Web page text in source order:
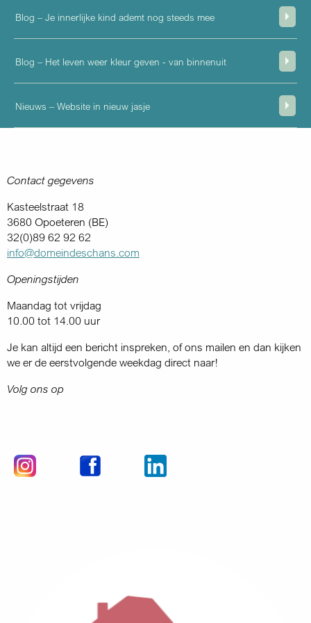
Blog – Je innerlijke kind ademt nog steeds mee
Blog – Het leven weer kleur geven - van binnenuit
Nieuws – Website in nieuw jasje
Contact gegevens
Kasteelstraat 18
3680 Opoeteren (BE)
32(0)89 62 92 62
info@domeindeschans.com
Openingstijden
Maandag tot vrijdag
10.00 tot 14.00 uur
Je kan altijd een bericht inspreken, of ons mailen en dan kijken
we er de eerstvolgende weekdag direct naar!
Volg ons op